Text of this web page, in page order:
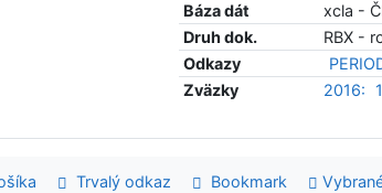
Báza dát
xcla -
Druh dok.
RBX -
Odkazy
Zväzky
2016: 1
Trvalý odkaz Bookmark